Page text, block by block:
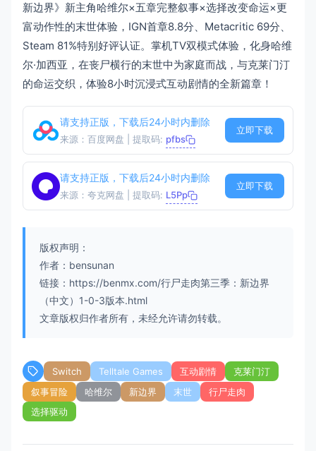
新边界》新主角哈维尔×五章完整叙事×选择改变命运×更
富动作性的末世体验，IGN首章8.8分、Metacritic 69分、
Steam 81%特别好评认证。掌机TV双模式体验，化身哈维
尔·加西亚，在丧尸横行的末世中为家庭而战，与克莱门汀
的命运交织，体验8小时沉浸式互动剧情的全新篇章！
请支持正版，下载后24小时内删除
来源：百度网盘 | 提取码: pfbs
立即下载
请支持正版，下载后24小时内删除
来源：夸克网盘 | 提取码: L5Pp
立即下载
版权声明：
作者：bensunan
链接：https://benmx.com/行尸走肉第三季：新边界
（中文）1-0-3版本.html
文章版权归作者所有，未经允许请勿转载。
Switch Telltale Games 互动剧情
克莱门汀
叙事冒险
哈维尔 新边界 末世
行尸走肉
选择驱动